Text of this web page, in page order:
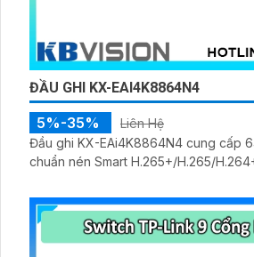
ĐẦU GHI KX-EAI4K8864N4
5%-35%
Liên Hệ
Đầu ghi KX-EAi4K8864N4 cung cấp
chuẩn nén Smart H.265+/H.265/